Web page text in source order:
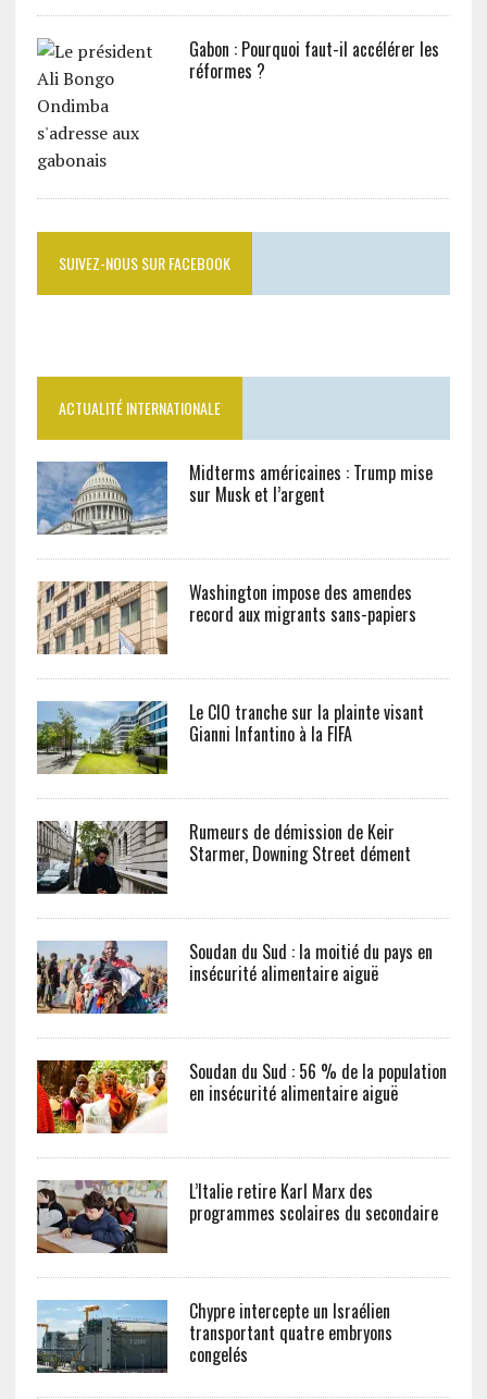
Gabon : Pourquoi faut-il accélérer les
réformes ?
SUIVEZ-NOUS SUR FACEBOOK
ACTUALITÉ INTERNATIONALE
Midterms américaines : Trump mise
sur Musk et l’argent
Washington impose des amendes
record aux migrants sans-papiers
Le CIO tranche sur la plainte visant
Gianni Infantino à la FIFA
Rumeurs de démission de Keir
Starmer, Downing Street dément
Soudan du Sud : la moitié du pays en
insécurité alimentaire aiguë
Soudan du Sud : 56 % de la population
en insécurité alimentaire aiguë
L’Italie retire Karl Marx des
programmes scolaires du secondaire
Chypre intercepte un Israélien
transportant quatre embryons
congelés